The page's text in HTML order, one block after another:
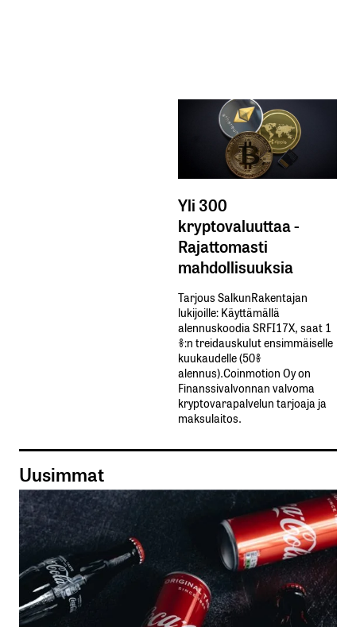
Yli 300
kryptovaluuttaa -
Rajattomasti
mahdollisuuksia
Tarjous SalkunRakentajan
lukijoille: Käyttämällä​ ​
alennuskoodia​ ​SRFI17X,​ ​saat​ ​1
%:n treidauskulut​ ​ensimmäiselle​ ​
kuukaudelle​ ​(50%​ ​
alennus).Coinmotion Oy on
Finanssivalvonnan valvoma
kryptovarapalvelun tarjoaja ja
maksulaitos.
Uusimmat